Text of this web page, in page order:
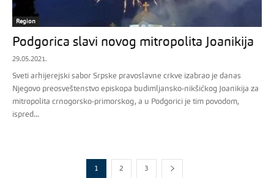
Region
Podgorica slavi novog mitropolita Joanikija
29.05.2021.
Sveti arhijerejski sabor Srpske pravoslavne crkve izabrao je danas
Njegovo preosveštenstvo episkopa budimljansko-nikšićkog Joanikija za
mitropolita crnogorsko-primorskog, a u Podgorici je tim povodom,
ispred...
1 2 3